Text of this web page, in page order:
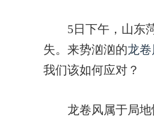
5日下午，山东菏
失。来势汹汹的龙卷
我们该如何应对？
龙卷风属于局地